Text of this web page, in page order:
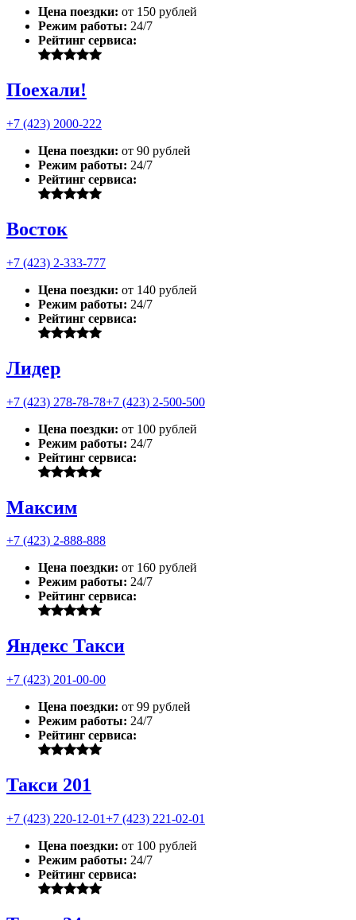
Цена поездки: от 150 рублей
Режим работы: 24/7
Рейтинг сервиса:
Поехали!
+7 (423) 2000-222
Цена поездки: от 90 рублей
Режим работы: 24/7
Рейтинг сервиса:
Восток
+7 (423) 2-333-777
Цена поездки: от 140 рублей
Режим работы: 24/7
Рейтинг сервиса:
Лидер
+7 (423) 278-78-78+7 (423) 2-500-500
Цена поездки: от 100 рублей
Режим работы: 24/7
Рейтинг сервиса:
Максим
+7 (423) 2-888-888
Цена поездки: от 160 рублей
Режим работы: 24/7
Рейтинг сервиса:
Яндекс Такси
+7 (423) 201-00-00
Цена поездки: от 99 рублей
Режим работы: 24/7
Рейтинг сервиса:
Такси 201
+7 (423) 220-12-01+7 (423) 221-02-01
Цена поездки: от 100 рублей
Режим работы: 24/7
Рейтинг сервиса: